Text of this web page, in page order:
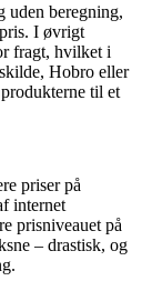
uden beregning,
I øvrigt
fragt, hvilket i
Hobro eller
til et
priser på
internet
prisniveauet på
– drastisk, og